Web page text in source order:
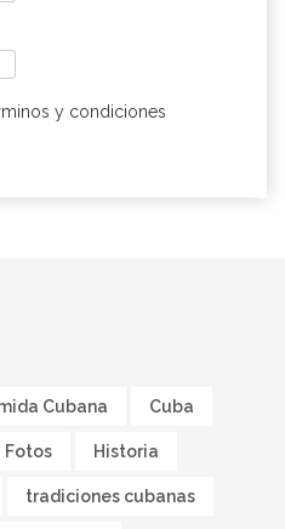
y condiciones
Cubana Cuba
Fotos Historia
tradiciones cubanas